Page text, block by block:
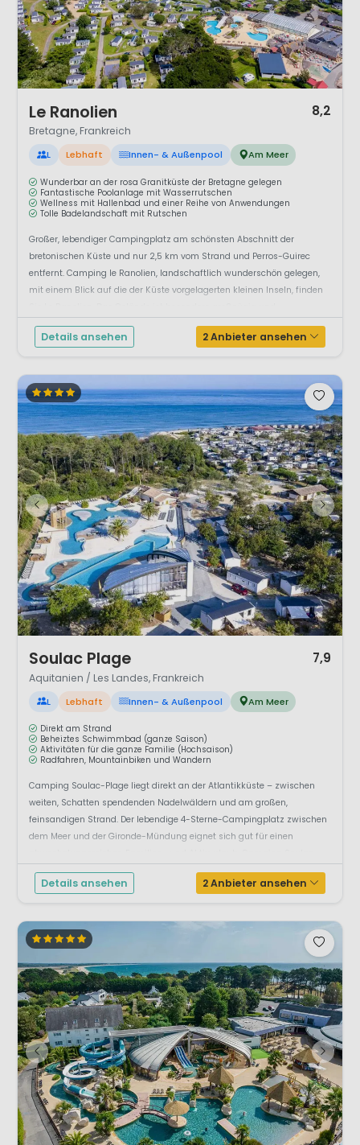
Le Ranolien 8,2
Bretagne, Frankreich
L Lebhaft Innen- & Außenpool Am Meer
Wunderbar an der rosa Granitküste der Bretagne gelegen
Fantastische Poolanlage mit Wasserrutschen
Wellness mit Hallenbad und einer Reihe von Anwendungen
Tolle Badelandschaft mit Rutschen
Großer, lebendiger Campingplatz am schönsten Abschnitt der
bretonischen Küste und nur 2,5 km vom Strand und Perros-Guirec
entfernt. Camping le Ranolien, landschaftlich wunderschön gelegen,
mit einem Blick auf die der Küste vorgelagerten kleinen Inseln, finden
abwechslungsreich gestaltet, mit ...
Details ansehen 2 Anbieter ansehen
Soulac Plage 7,9
Aquitanien / Les Landes, Frankreich
L Lebhaft Innen- & Außenpool Am Meer
Direkt am Strand
Beheiztes Schwimmbad (ganze Saison)
Aktivitäten für die ganze Familie (Hochsaison)
Radfahren, Mountainbiken und Wandern
Camping Soulac-Plage liegt direkt an der Atlantikküste – zwischen
weiten, Schatten spendenden Nadelwäldern und am großen,
feinsandigen Strand. Der lebendige 4-Sterne-Campingplatz zwischen
dem Meer und der Gironde-Mündung eignet sich gut für einen
S...
Details ansehen 2 Anbieter ansehen